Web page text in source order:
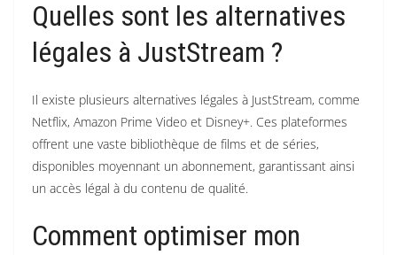
Quelles sont les alternatives
légales à JustStream ?
Il existe plusieurs alternatives légales à JustStream, comme
Netflix, Amazon Prime Video et Disney+. Ces plateformes
offrent une vaste bibliothèque de films et de séries,
disponibles moyennant un abonnement, garantissant ainsi
un accès légal à du contenu de qualité.
Comment optimiser mon